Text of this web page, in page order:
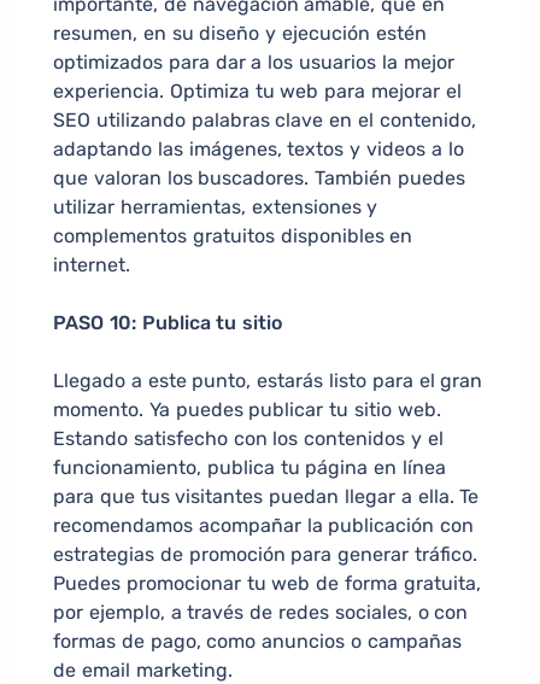
importante, de navegación amable, que en
resumen, en su diseño y ejecución estén
optimizados para dar a los usuarios la mejor
experiencia. Optimiza tu web para mejorar el
SEO utilizando palabras clave en el contenido,
adaptando las imágenes, textos y videos a lo
que valoran los buscadores. También puedes
utilizar herramientas, extensiones y
complementos gratuitos disponibles en
internet.
PASO 10: Publica tu sitio
Llegado a este punto, estarás listo para el gran
momento. Ya puedes publicar tu sitio web.
Estando satisfecho con los contenidos y el
funcionamiento, publica tu página en línea
para que tus visitantes puedan llegar a ella. Te
recomendamos acompañar la publicación con
estrategias de promoción para generar tráfico.
Puedes promocionar tu web de forma gratuita,
por ejemplo, a través de redes sociales, o con
formas de pago, como anuncios o campañas
de email marketing.